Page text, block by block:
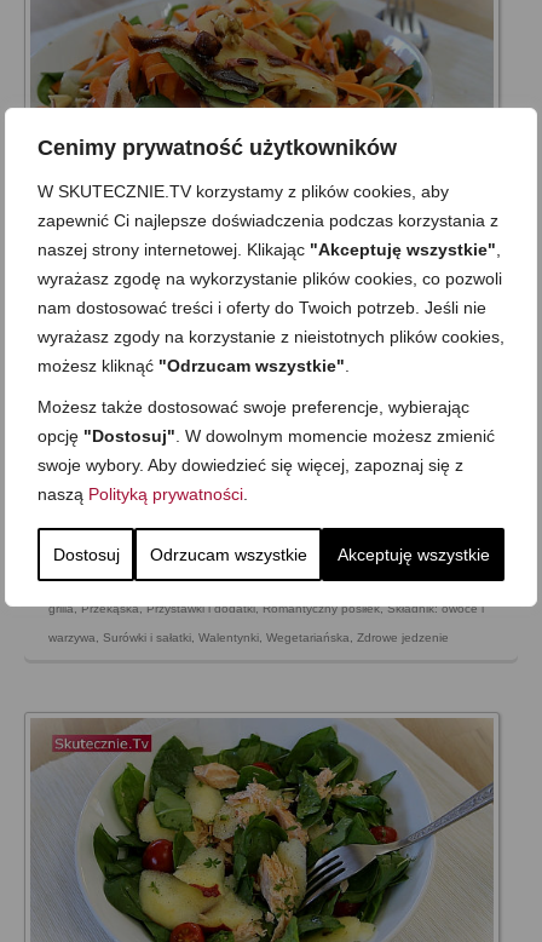
Cenimy prywatność użytkowników
W SKUTECZNIE.TV korzystamy z plików cookies, aby
zapewnić Ci najlepsze doświadczenia podczas korzystania z
naszej strony internetowej. Klikając "Akceptuję wszystkie"
wyrażasz zgodę na wykorzystanie plików cookies, co pozwoli
nam dostosować treści i oferty do Twoich potrzeb. Jeśli nie
wyrażasz zgody na korzystanie z nieistotnych plików cookies,
możesz kliknąć "Odrzucam wszystkie"
Możesz także dostosować swoje preferencje, wybierając
opcję "Dostosuj" . W dowolnym momencie możesz zmienić
swoje wybory. Aby dowiedzieć się więcej, zapoznaj się z
naszą Polityką prywatności
Dostosuj Odrzucam wszystkie Akceptuję wszystkie
Pyszna surówka strugana
on28 KWIETNIA 2015 z 16 KOMENTARZY
Zdrowa, soczysta i chrupiąca… Dzisiaj surówka strugana –
przyznam, że taka forma krojenia warzyw bardzo mi
odpowiada w surówkach czy sałatkach. Surówka jest prosta,
smaczna i pięknie prezentuje się na talerzu. Idealna jako
dodatek do dania głównego (np. grillowany kurczak, łosoś, …
Zobacz więcej…
'Nie-łączenie' składników,Bez nabiału i jajek, Bezglutenowa,Bezmleczna,Dla
dzieci,Dla niespodziewanych gości,Do pracy,Dzień Dziecka,Mega proste,Na
grilla,Przekąska,Przystawki i dodatki,Romantyczny posiłek,Składnik: owoce i
warzywa Surówki i sałatki Walentynki Wegetariańska Zdrowe jedzenie